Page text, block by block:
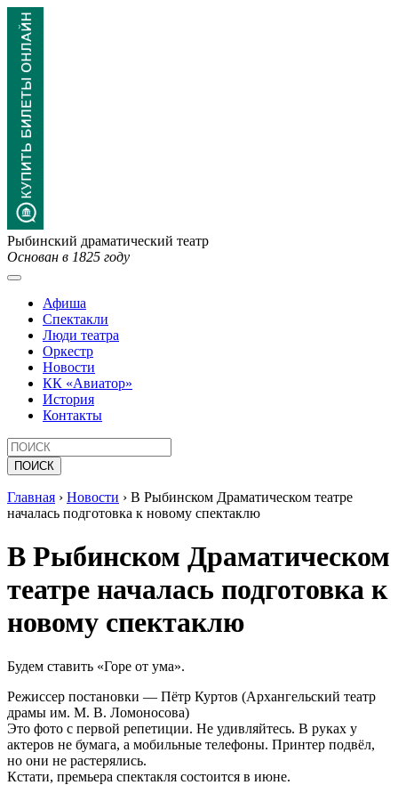
Рыбинский драматический театр
Основан в 1825 году
Афиша
Спектакли
Люди театра
Оркестр
Новости
КК «Авиатор»
История
Контакты
Главная › Новости › В Рыбинском Драматическом театре
началась подготовка к новому спектаклю
В Рыбинском Драматическом
театре началась подготовка к
новому спектаклю
Будем ставить «Горе от ума».
Режиссер постановки — Пётр Куртов (Архангельский театр
драмы им. М. В. Ломоносова)
Это фото с первой репетиции. Не удивляйтесь. В руках у
актеров не бумага, а мобильные телефоны. Принтер подвёл,
но они не растерялись.
Кстати, премьера спектакля состоится в июне.